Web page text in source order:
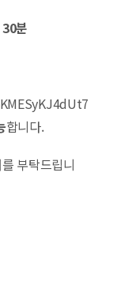
분
합니다.
부탁드립니